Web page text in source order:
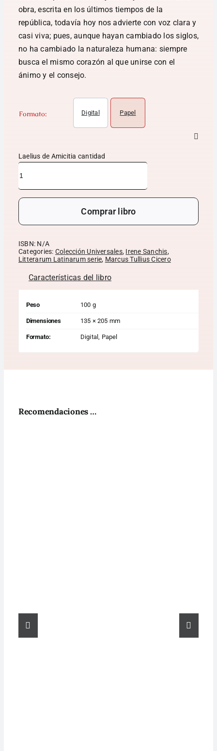
obra, escrita en los últimos tiempos de la
república, todavía hoy nos advierte con voz clara y
casi viva; pues, aunque hayan cambiado los siglos,
no ha cambiado la naturaleza humana: siempre
busca el mismo corazón al que unirse con el
ánimo y el consejo.
Formato: Digital Papel
Laelius de Amicitia cantidad
Comprar libro
ISBN: N/A
Categories: Colección Universales, Irene Sanchis,
Litterarum Latinarum serie, Marcus Tullius Cicero
Características del libro
Peso 100 g
Dimensiones 135 × 205 mm
Formato: Digital, Papel
Recomendaciones …